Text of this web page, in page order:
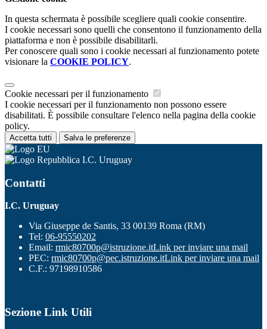
In questa schermata è possibile scegliere quali cookie consentire.
I cookie necessari sono quelli che consentono il funzionamento della
piattaforma e non è possibile disabilitarli.
Per conoscere quali sono i cookie necessari al funzionamento potete
visionare la COOKIE POLICY.
Cookie necessari per il funzionamento
I cookie necessari per il funzionamento non possono essere
disabilitati. È possibile consultare l'elenco nella pagina della cookie
policy.
Accetta tutti Salva le preferenze
I.C. Uruguay
Contatti
I.C. Uruguay
Via Giuseppe de Santis, 33 00139 Roma (RM)
Tel: 06-95550202
Email: rmic80700p@istruzione.itLink per inviare una mail
PEC: rmic80700p@pec.istruzione.itLink per inviare una mail
C.F.: 97198910586
Sezione Link Utili